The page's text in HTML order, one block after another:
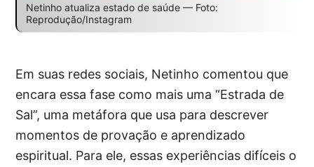
Netinho atualiza estado de saúde — Foto:
Reprodução/Instagram
Em suas redes sociais, Netinho comentou que
encara essa fase como mais uma “Estrada de
Sal”, uma metáfora que usa para descrever
momentos de provação e aprendizado
espiritual. Para ele, essas experiências difíceis o